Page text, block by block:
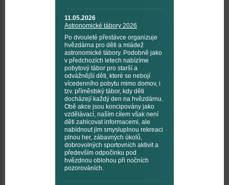
11.05.2026
Astronomické tábory 2026
Po dvouleté přestávce organizuje
hvězdárna pro děti a mládež
astronomické tábory. Podobně jako
v předchozích letech nabízíme
pobytový tábor pro starší a
odvážnější děti, které se nebojí
vícedenního pobytu mimo domov, i
tzv. příměstský tábor, kdy děti
docházejí každý den na hvězdárnu.
Obě akce jsou koncipovány jako
vzdělávací, naším cílem však není
děti zahlcovat informacemi, ale
nabídnout jim smysluplnou rekreaci
plnou her, zábavných úkolů,
dobrovolných sportovních aktivit a
především odpočinku pod
hvězdnou oblohou při nočních
pozorováních.